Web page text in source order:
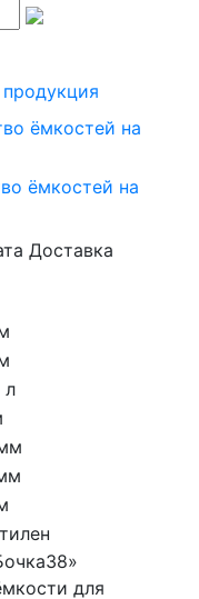
ёмкостей на
ёмкостей на
Доставка
л
для